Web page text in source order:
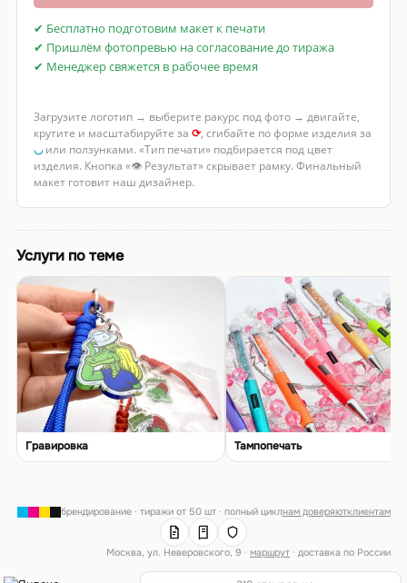
✔ Бесплатно подготовим макет к печати
✔ Пришлём фотопревью на согласование до тиража
✔ Менеджер свяжется в рабочее время
Загрузите логотип → выберите ракурс под фото → двигайте,
крутите и масштабируйте за ⟳, сгибайте по форме изделия за
◡или ползунками. «Тип печати» подбирается под цвет
изделия. Кнопка «👁 Результат» скрывает рамку. Финальный
макет готовит наш дизайнер.
Услуги по теме
Гравировка Тампопечать
брендирование · тиражи от 50 шт · полный циклнам доверяютклиентам
Москва, ул. Неверовского, 9 ·маршрут · доставка по России